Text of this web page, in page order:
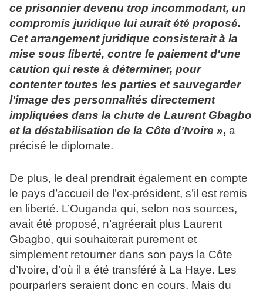
ce prisonnier devenu trop incommodant, un
compromis juridique lui aurait été proposé.
Cet arrangement juridique consisterait à la
mise sous liberté, contre le paiement d'une
caution qui reste à déterminer, pour
contenter toutes les parties et sauvegarder
l'image des personnalités directement
impliquées dans la chute de Laurent Gbagbo
et la déstabilisation de la Côte d’Ivoire », a
précisé le diplomate.
De plus, le deal prendrait également en compte
le pays d’accueil de l’ex-président, s’il est remis
en liberté. L’Ouganda qui, selon nos sources,
avait été proposé, n’agréerait plus Laurent
Gbagbo, qui souhaiterait purement et
simplement retourner dans son pays la Côte
d’Ivoire, d’où il a été transféré à La Haye. Les
pourparlers seraient donc en cours. Mais du